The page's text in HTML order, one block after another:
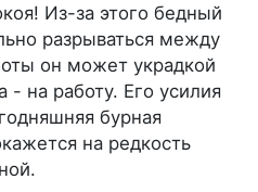
Из-за этого бедный
разрываться между
он может украдкой
- на работу. Его усилия
бурная
на редкость